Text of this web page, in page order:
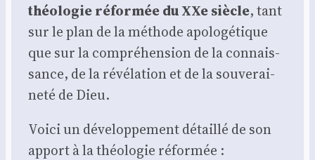
théo­lo­gie réfor­mée du XXe siècle, tant
sur le plan de la méthode apo­lo­gé­tique
que sur la com­pré­hen­sion de la connais­
sance, de la révé­la­tion et de la sou­ve­rai­
ne­té de Dieu.
Voi­ci un déve­lop­pe­ment détaillé de son
apport à la théo­lo­gie réfor­mée :